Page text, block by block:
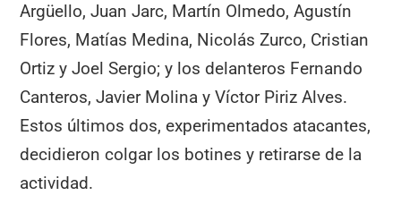
Argüello, Juan Jarc, Martín Olmedo, Agustín
Flores, Matías Medina, Nicolás Zurco, Cristian
Ortiz y Joel Sergio; y los delanteros Fernando
Canteros, Javier Molina y Víctor Piriz Alves.
Estos últimos dos, experimentados atacantes,
decidieron colgar los botines y retirarse de la
actividad.